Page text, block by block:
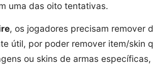
uma das oito tentativas.
, os jogadores precisam remover
útil, por poder remover item/skin
ou skins de armas